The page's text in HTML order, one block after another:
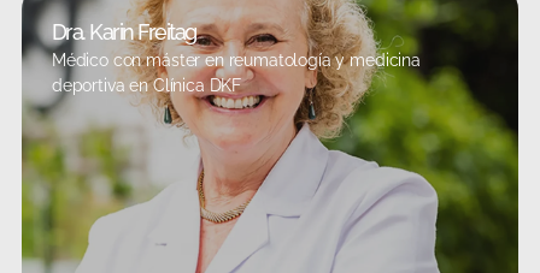
Dra. Karin Freitag
Médico con máster en reumatología y medicina
deportiva en Clínica DKF